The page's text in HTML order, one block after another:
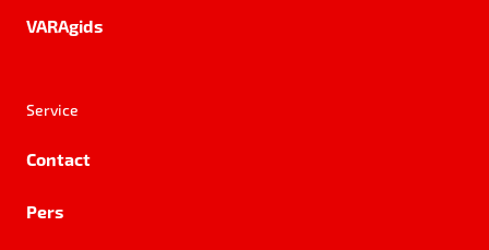
VARAgids
Service
Contact
Pers